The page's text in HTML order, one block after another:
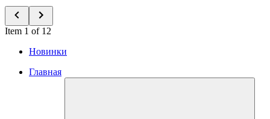
Item 1 of 12
Новинки
Главная